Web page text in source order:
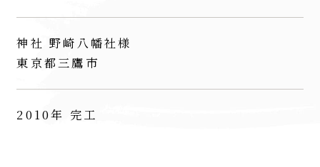
神社 野崎八幡社様
東京都三鷹市
2010年 完工